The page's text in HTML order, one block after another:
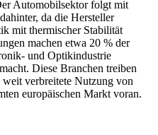
Automobilsektor folgt mit
da die Hersteller
mit thermischer Stabilität
machen etwa 20 % der
und Optikindustrie
Diese Branchen treiben
verbreitete Nutzung von
europäischen Markt voran.